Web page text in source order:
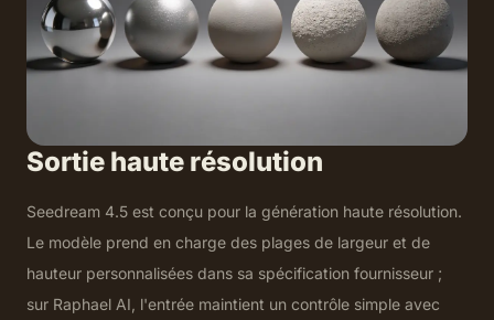
Sortie haute résolution
Seedream 4.5 est conçu pour la génération haute résolution.
Le modèle prend en charge des plages de largeur et de
hauteur personnalisées dans sa spécification fournisseur ;
sur Raphael AI, l'entrée maintient un contrôle simple avec